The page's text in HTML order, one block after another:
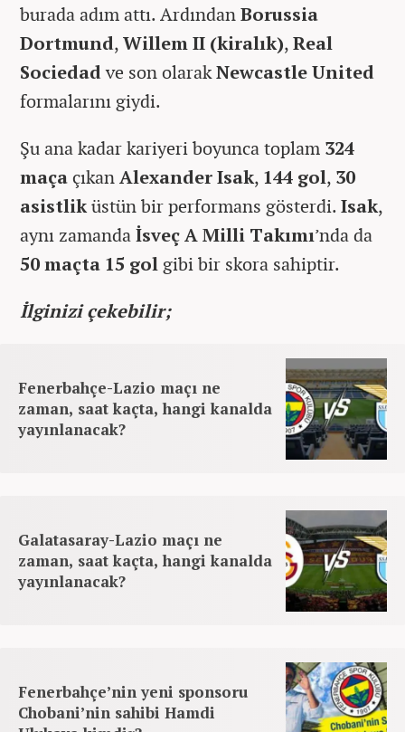
burada adım attı. ArdındanBorussia
Dortmund,Willem II (kiralık),Real
Sociedadve son olarakNewcastle United
formalarını giydi.
Şu ana kadar kariyeri boyunca toplam 324
maçaçıkanAlexander Isak, 144 gol, 30
asistliküstün bir performans gösterdi.Isak,
aynı zamandaİsveç A Milli Takımı’nda da
50 maçta 15 gol gibi bir skora sahiptir.
İlginizi çekebilir;
Fenerbahçe-Lazio maçı ne
zaman, saat kaçta, hangi kanalda
yayınlanacak?
Galatasaray-Lazio maçı ne
zaman, saat kaçta, hangi kanalda
yayınlanacak?
Fenerbahçe’nin yeni sponsoru
Chobani’nin sahibi Hamdi